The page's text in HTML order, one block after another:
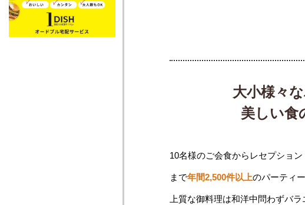
大小様々
美しい食
10名様のご会食からレセプショ
まで年間2,500件以上のパーティ
上質な御料理は和洋中問わずバ